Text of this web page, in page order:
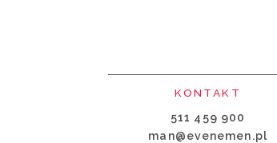
KONTAKT
511 459 900
man@evenemen.pl